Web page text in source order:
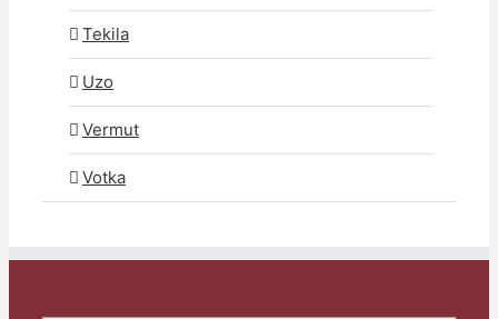
Tekila
Uzo
Vermut
Votka